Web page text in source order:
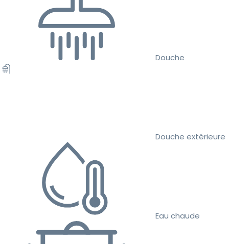
Douche
Douche extérieure
Eau chaude